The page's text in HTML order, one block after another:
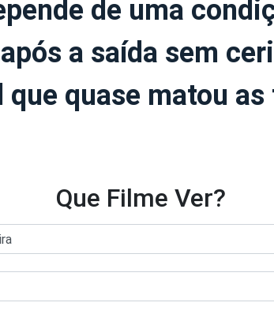
de uma
a saída sem
que quase matou
Que Filme Ver?